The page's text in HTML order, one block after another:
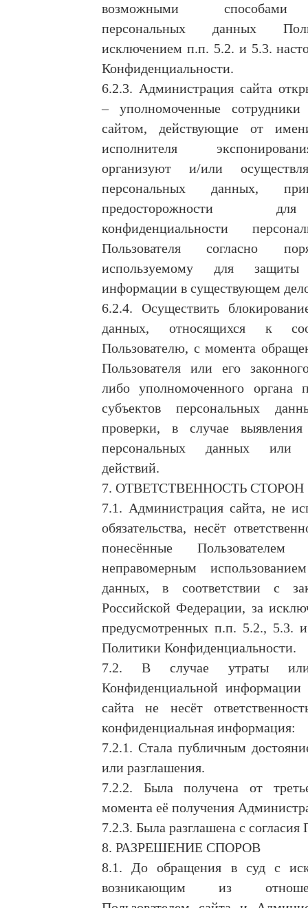
возможными способами
персональных данных
исключением п.п. 5.2. и 5.3.
Конфиденциальности.
6.2.3. Администрация сайта
– уполномоченные сотрудники
сайтом, действующие от
исполнителя
организуют и/или
персональных данных,
предосторожности
конфиденциальности
Пользователя согласно
используемому для
информации в существующем
6.2.4. Осуществить
данных, относящихся к
Пользователю, с момента
Пользователя или его
либо уполномоченного органа
субъектов персональных
проверки, в случае выявления
персональных данных или
действий.
7. ОТВЕТСТВЕННОСТЬ СТОРОН
7.1. Администрация сайта, не
обязательства, несёт
понесённые
неправомерным
данных, в соответствии с
Российской Федерации, за
предусмотренных п.п. 5.2., 5.3.
Политики Конфиденциальности.
7.2. В случае утраты или
Конфиденциальной информации
сайта не несёт
конфиденциальная информация:
7.2.1. Стала публичным
или разглашения.
7.2.2. Была получена от
момента её получения
7.2.3. Была разглашена с согласия
8. РАЗРЕШЕНИЕ СПОРОВ
8.1. До обращения в суд с
возникающим из